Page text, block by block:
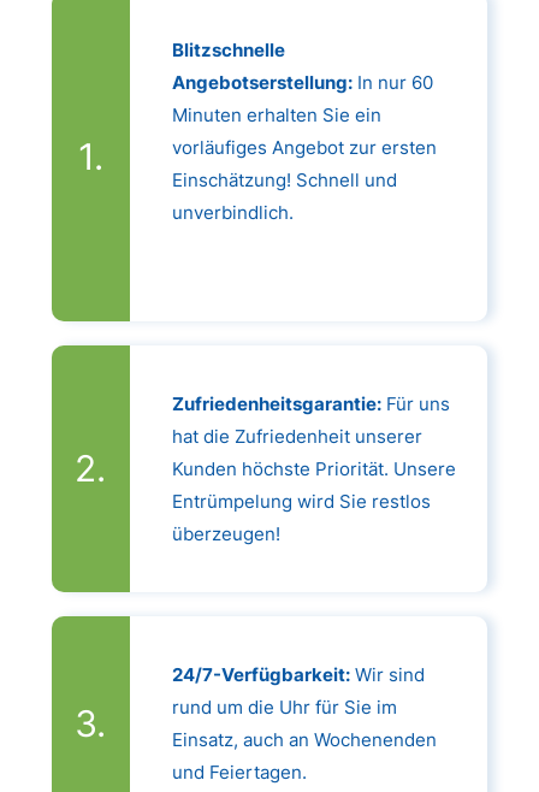
Blitzschnelle
Angebotserstellung:In nur 60
Minuten erhalten Sie ein
vorläufiges Angebot zur ersten
Einschätzung! Schnell und
unverbindlich.
Zufriedenheitsgarantie:Für uns
hat die Zufriedenheit unserer
Kunden höchste Priorität. Unsere
Entrümpelung wird Sie restlos
überzeugen!
24/7-Verfügbarkeit:Wir sind
rund um die Uhr für Sie im
Einsatz, auch an Wochenenden
und Feiertagen.